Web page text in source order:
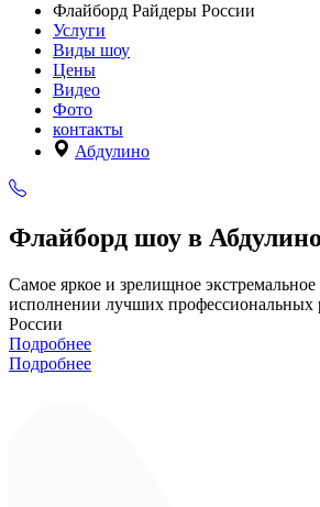
Флайборд Райдеры России
Услуги
Виды шоу
Цены
Видео
Фото
контакты
Абдулино
Флайборд шоу в Абдулино
Самое яркое и зрелищное
исполнении лучших профессиональных
России
Подробнее
Подробнее